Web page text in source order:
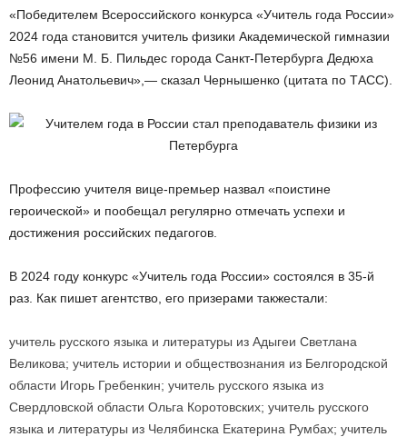
«Победителем Всероссийского конкурса «Учитель года России»
2024 года становится учитель физики Академической гимназии
№56 имени М. Б. Пильдес города Санкт-Петербурга Дедюха
Леонид Анатольевич»,— сказал Чернышенко (цитата по ТАСС).
Профессию учителя вице-премьер назвал «поистине
героической» и пообещал регулярно отмечать успехи и
достижения российских педагогов.
В 2024 году конкурс «Учитель года России» состоялся в 35-й
раз. Как пишет агентство, его призерами такжестали:
учитель русского языка и литературы из Адыгеи Светлана
Великова; учитель истории и обществознания из Белгородской
области Игорь Гребенкин; учитель русского языка из
Свердловской области Ольга Коротовских; учитель русского
языка и литературы из Челябинска Екатерина Румбах; учитель